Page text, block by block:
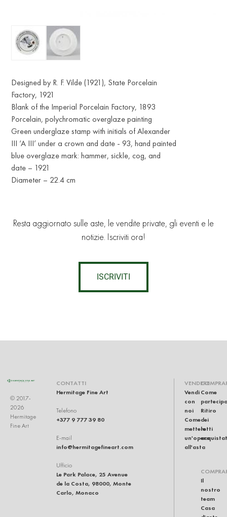
Designed by R. F. Vilde (1921), State Porcelain
Factory, 1921
Blank of the Imperial Porcelain Factory, 1893
Porcelain, polychromatic overglaze painting
Green underglaze stamp with initials of Alexander
III ‘A III’ under a crown and date - 93, hand painted
blue overglaze mark: hammer, sickle, cog, and
date – 1921
Diameter – 22.4 cm
Resta aggiornato sulle aste, le vendite private, gli eventi e le
notizie. Iscriviti ora!
ISCRIVITI
© 2017-
2026
Hermitage
Fine Art
CONTATTI
Hermitage Fine Art
Telefono
+377 9 777 39 80
E-mail
info@hermitagefineart.com
Ufficio
Le Park Palace, 25 Avenue
de la Costa, 98000, Monte
Carlo, Monaco
VENDERE
Vendi
con
noi
Come
mettere
un'opera
all'asta
Come
Ritiro
dei
lotti
Il
nostro
team
Casa